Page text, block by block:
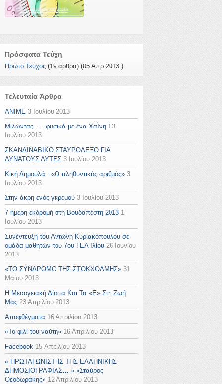
Πρόσφατα Τεύχη
Πρώτο Τεύχος (19 άρθρα) (05 Απρ 2013 )
Τελευταία Άρθρα
ANIME 3 Ιουλίου 2013
Μιλώντας …. φυσικά με ένα ΧαΪνη ! 3
Ιουλίου 2013
ΣΚΑΝΔΙΝΑΒΙΚΟ ΣΤΑΥΡΟΛΕΞΟ ΓΙΑ
ΔΥΝΑΤΟΥΣ ΛΥΤΕΣ 3 Ιουλίου 2013
Κική Δημουλά : «Ο πληθυντικός αριθμός» 3
Ιουλίου 2013
Στην άκρη ενός γκρεμού 3 Ιουλίου 2013
7 ήμερη εκδρομή στη Βουδαπέστη 2013 1
Ιουλίου 2013
Συνέντευξη του Αντώνη Κυριακόπουλου σε
ομάδα μαθητών του 7ου ΓΕΛ Ιλίου 26 Ιουνίου
2013
«TO ΣΥΝΔΡΟΜΟ ΤΗΣ ΣΤΟΚΧΟΛΜΗΣ» 31
Μαΐου 2013
Η Μεσογειακή Δίαιτα Και Τα «Ε» Στη Ζωή
Μας 23 Απριλίου 2013
Αποφθέγματα 16 Απριλίου 2013
«Το φιλί του ναύτη» 16 Απριλίου 2013
Facebook 15 Απριλίου 2013
« ΠΡΩΤΑΓΩΝΙΣΤΗΣ ΤΗΣ ΕΛΛΗΝΙΚΗΣ
ΔΗΜΟΣΙΟΓΡΑΦΙΑΣ… » «Σταύρος
Θεοδωράκης» 12 Απριλίου 2013